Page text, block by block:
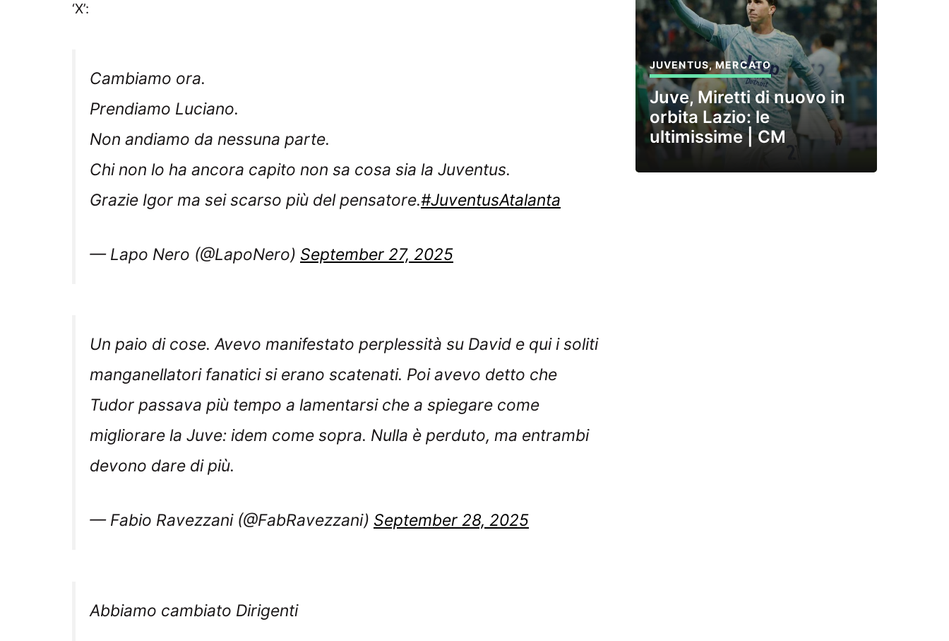
‘X’:
Cambiamo ora.
Prendiamo Luciano.
Non andiamo da nessuna parte.
Chi non lo ha ancora capito non sa cosa sia la Juventus.
Grazie Igor ma sei scarso più del pensatore. #JuventusAtalanta
— Lapo Nero (@LapoNero) September 27, 2025
JUVENTUS,MERCATO
Juve, Miretti di nuovo in
orbita Lazio: le
ultimissime | CM